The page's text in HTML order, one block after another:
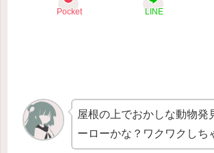
Pocket LINE
屋根の上でおかしな動物発
ーローかな？ワクワクしち